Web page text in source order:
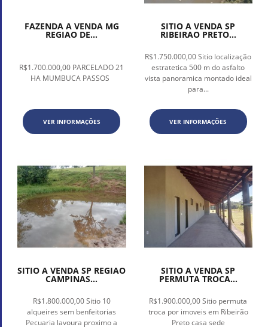
FAZENDA A VENDA MG
REGIAO DE...
R$1.700.000,00 PARCELADO 21
HA MUMBUCA PASSOS
VER INFORMAÇÕES
SITIO A VENDA SP
RIBEIRAO PRETO...
R$1.750.000,00 Sitio localização
estratetica 500 m do asfalto
vista panoramica montado ideal
para...
VER INFORMAÇÕES
SITIO A VENDA SP REGIAO
CAMPINAS...
R$1.800.000,00 Sitio 10
alqueires sem benfeitorias
Pecuaria lavoura proximo a
SITIO A VENDA SP
PERMUTA TROCA...
R$1.900.000,00 Sitio permuta
troca por imoveis em Ribeirão
Preto casa sede